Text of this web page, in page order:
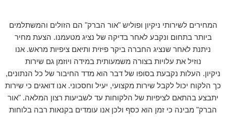
המחירים לשירותי ניקיון ופוליש "אור הברק" הם הזולים והמשתלמים
ביותר בתחום ונקבע לאחר בדיקה של נציג מטעמנו. הצעת מחיר
ניתנת לאחר שנציג החברה ביקר פיזית ותיאם ציפיות מראש. אנו
נוזיל את עלויות בצורה משמעותית במידה ויוזמן גם שירות
ניקיון. העלות נקבעת בסופו של דבר הוא מדד החיבור של כל הנתונים,
כך הלקוח יכול לקבל שירות מקצועי, יעיל וחסכוני. אנו דואגים כי שירות
יתבצע בהתאם לציפיות של הלקוחות עד לשביעות רצון המלאה. "אור
הברק" מבינה כי זמן הוא כסף ולכן אנו עומדים בקנאות רבה בלוחות